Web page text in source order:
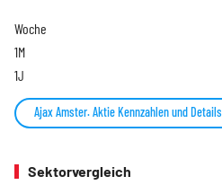
Woche
1M
1J
Ajax Amster. Aktie Kennzahlen und Details
Sektorvergleich